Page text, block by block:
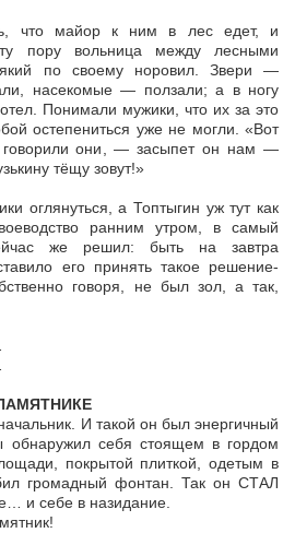
что майор к ним в лес едет, и
пору вольница между лесными
по своему норовил. Звери —
насекомые — ползали; а в ногу
Понимали мужики, что их за это
остепениться уже не могли. «Вот
они, — засыпет он нам —
тёщу зовут!»
оглянуться, а Топтыгин уж тут как
ранним утром, в самый
же решил: быть на завтра
его принять такое решение-
говоря, не был зол, а так,
И такой он был энергичный
обнаружил себя стоящем в гордом
покрытой плиткой, одетым в
громадный фонтан. Так он СТАЛ
и себе в назидание.